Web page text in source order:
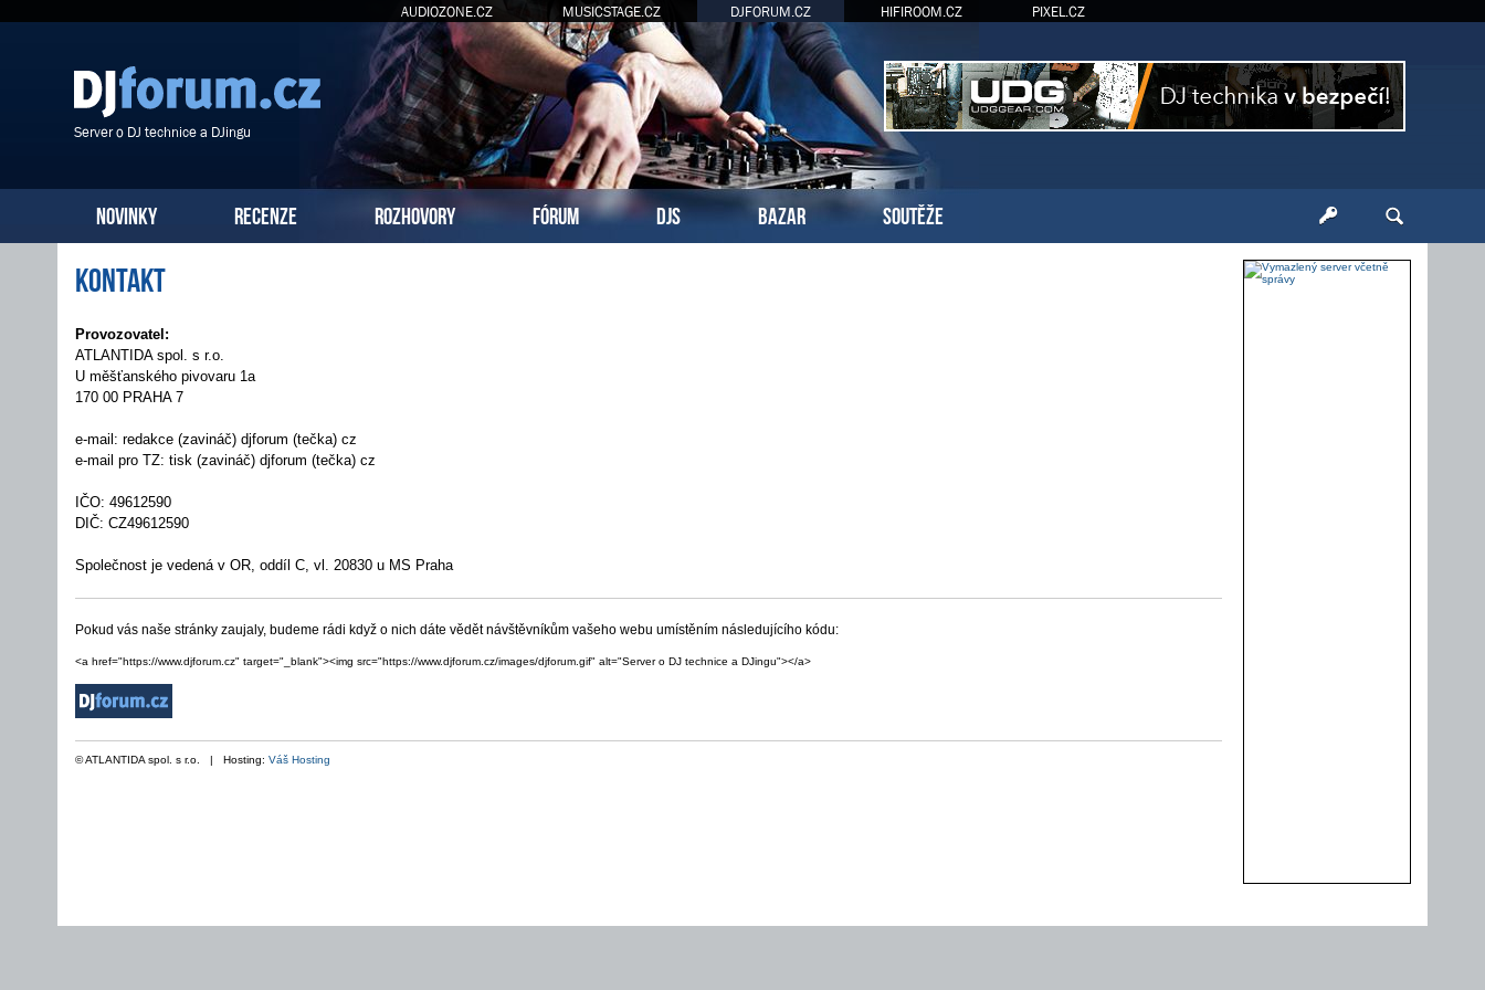
AUDIOZONE.CZ MUSICSTAGE.CZ DJFORUM.CZ HIFIROOM.CZ PIXEL.CZ
Server o DJ technice a DJingu
NOVINKY RECENZE ROZHOVORY FÓRUM DJS BAZAR SOUTĚŽE
Kontakt
Provozovatel:
ATLANTIDA spol. s r.o.
U měšťanského pivovaru 1a
170 00 PRAHA 7
e-mail: redakce (zavináč) djforum (tečka) cz
e-mail pro TZ: tisk (zavináč) djforum (tečka) cz
IČO: 49612590
DIČ: CZ49612590
Společnost je vedená v OR, oddíl C, vl. 20830 u MS Praha
Pokud vás naše stránky zaujaly, budeme rádi když o nich dáte vědět návštěvníkům vašeho webu umístěním následujícího kódu:
<a href="https://www.djforum.cz" target="_blank"><img src="https://www.djforum.cz/images/djforum.gif" alt="Server o DJ technice a DJingu"></a>
© ATLANTIDA spol. s r.o. | Hosting: Váš Hosting